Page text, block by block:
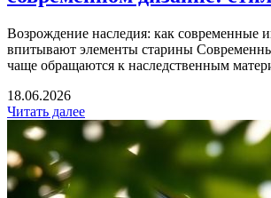
Возрождение наследия: как современные
впитывают элементы старины
чаще обращаются к наследственным
18.06.2026
Читать далее